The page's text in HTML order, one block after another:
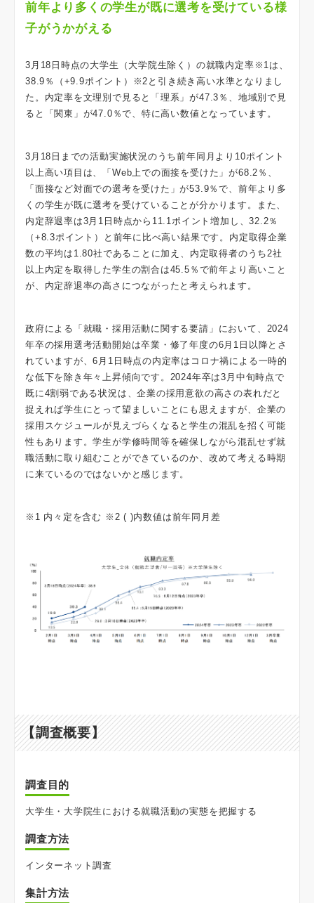
前年より多くの学生が既に選考を受けている様
子がうかがえる
3月18日時点の大学生（大学院生除く）の就職内定率※1は、
38.9％（+9.9ポイント）※2と引き続き高い水準となりまし
た。内定率を文理別で見ると「理系」が47.3％、地域別で見
ると「関東」が47.0％で、特に高い数値となっています。
3月18日までの活動実施状況のうち前年同月より10ポイント
以上高い項目は、「Web上での面接を受けた」が68.2％、
「面接など対面での選考を受けた」が53.9％で、前年より多
くの学生が既に選考を受けていることが分かります。また、
内定辞退率は3月1日時点から11.1ポイント増加し、32.2％
（+8.3ポイント）と前年に比べ高い結果です。内定取得企業
数の平均は1.80社であることに加え、内定取得者のうち2社
以上内定を取得した学生の割合は45.5％で前年より高いこと
が、内定辞退率の高さにつながったと考えられます。
政府による「就職・採用活動に関する要請」において、2024
年卒の採用選考活動開始は卒業・修了年度の6月1日以降とさ
れていますが、6月1日時点の内定率はコロナ禍による一時的
な低下を除き年々上昇傾向です。2024年卒は3月中旬時点で
既に4割弱である状況は、企業の採用意欲の高さの表れだと
捉えれば学生にとって望ましいことにも思えますが、企業の
採用スケジュールが見えづらくなると学生の混乱を招く可能
性もあります。学生が学修時間等を確保しながら混乱せず就
職活動に取り組むことができているのか、改めて考える時期
に来ているのではないかと感じます。
※1 内々定を含む ※2 ( )内数値は前年同月差
【調査概要】
調査目的
大学生・大学院生における就職活動の実態を把握する
調査方法
インターネット調査
集計方法